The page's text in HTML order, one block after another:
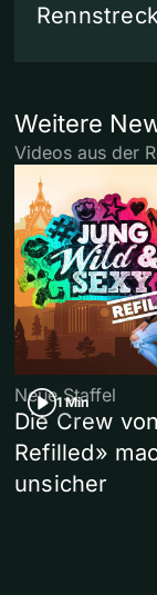
Weitere
Videos aus der
1 Min
Neue Staffel
Die Crew
Refilled»
unsicher